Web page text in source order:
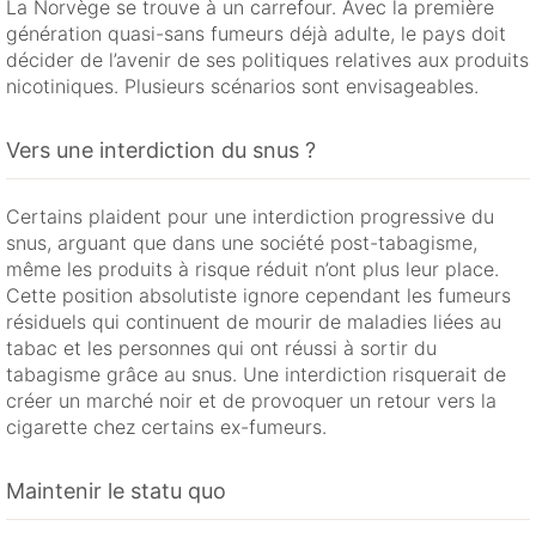
La Norvège se trouve à un carrefour. Avec la première
génération quasi-sans fumeurs déjà adulte, le pays doit
décider de l’avenir de ses politiques relatives aux produits
nicotiniques. Plusieurs scénarios sont envisageables.
Vers une interdiction du snus ?
Certains plaident pour une interdiction progressive du
snus, arguant que dans une société post-tabagisme,
même les produits à risque réduit n’ont plus leur place.
Cette position absolutiste ignore cependant les fumeurs
résiduels qui continuent de mourir de maladies liées au
tabac et les personnes qui ont réussi à sortir du
tabagisme grâce au snus. Une interdiction risquerait de
créer un marché noir et de provoquer un retour vers la
cigarette chez certains ex-fumeurs.
Maintenir le statu quo